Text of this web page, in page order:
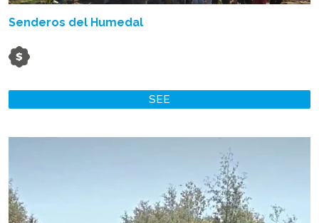
Senderos del Humedal
SEE